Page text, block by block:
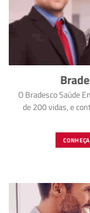
O Bradesco Saúde
de 200 vidas, e